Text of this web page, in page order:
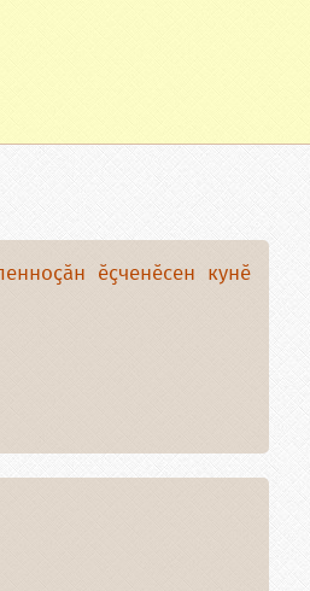
ӗҫченӗсен кунӗ